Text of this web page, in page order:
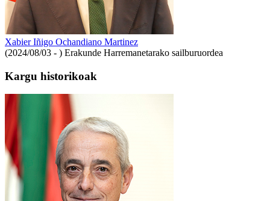
Xabier Iñigo Ochandiano Martinez
(2024/08/03 - ) Erakunde Harremanetarako sailburuordea
Kargu historikoak